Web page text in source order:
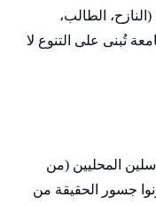
الطالب،
تُبنى على التنوع لا
المحليين (من
جسور الحقيقة من